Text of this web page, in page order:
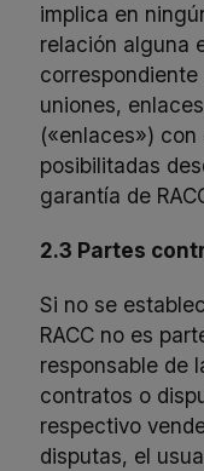
implica en
relación alguna
uniones,
(«enlaces»)
posibilitadas
garantía de
2.3 Partes
Si no se
RACC no es
responsable de
contratos o
respectivo
disputas, el